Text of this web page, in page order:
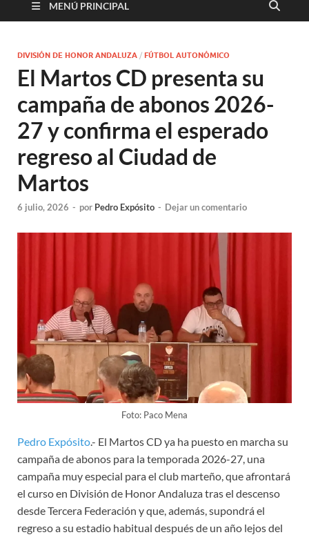
MENÚ PRINCIPAL
DIVISIÓN DE HONOR ANDALUZA / FÚTBOL AUTONÓMICO
El Martos CD presenta su
campaña de abonos 2026-
27 y confirma el esperado
regreso al Ciudad de
Martos
6 julio, 2026 - por Pedro Expósito - Dejar un comentario
Foto: Paco Mena
Pedro Expósito.- El Martos CD ya ha puesto en marcha su
campaña de abonos para la temporada 2026-27, una
campaña muy especial para el club marteño, que afrontará
el curso en División de Honor Andaluza tras el descenso
desde Tercera Federación y que, además, supondrá el
regreso a su estadio habitual después de un año lejos del